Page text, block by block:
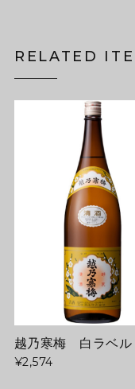
RELATED
越乃寒梅 白ラベ
¥2,574